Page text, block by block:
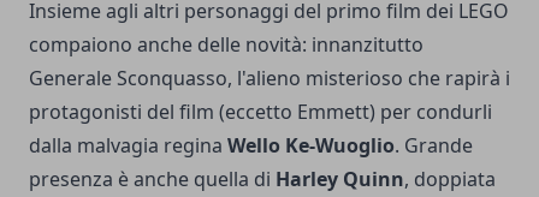
Insieme agli altri personaggi del primo film dei LEGO
compaiono anche delle novità: innanzitutto
Generale Sconquasso, l'alieno misterioso che rapirà i
protagonisti del film (eccetto Emmett) per condurli
dalla malvagia regina Wello Ke-Wuoglio. Grande
presenza è anche quella di Harley Quinn, doppiata